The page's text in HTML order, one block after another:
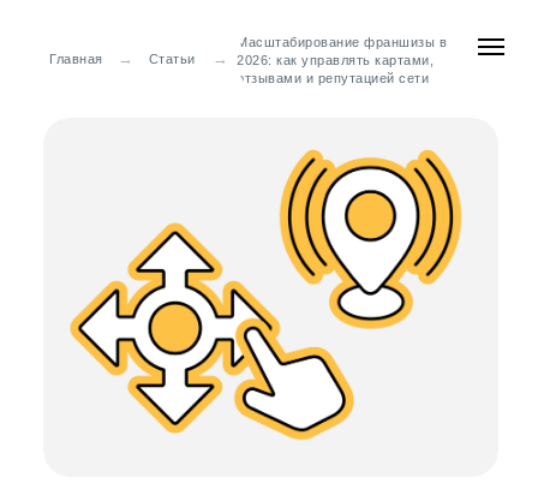
Статьи
Главная →
Масштабирование франшизы в
2026: как управлять картами,
отзывами и репутацией сети
→